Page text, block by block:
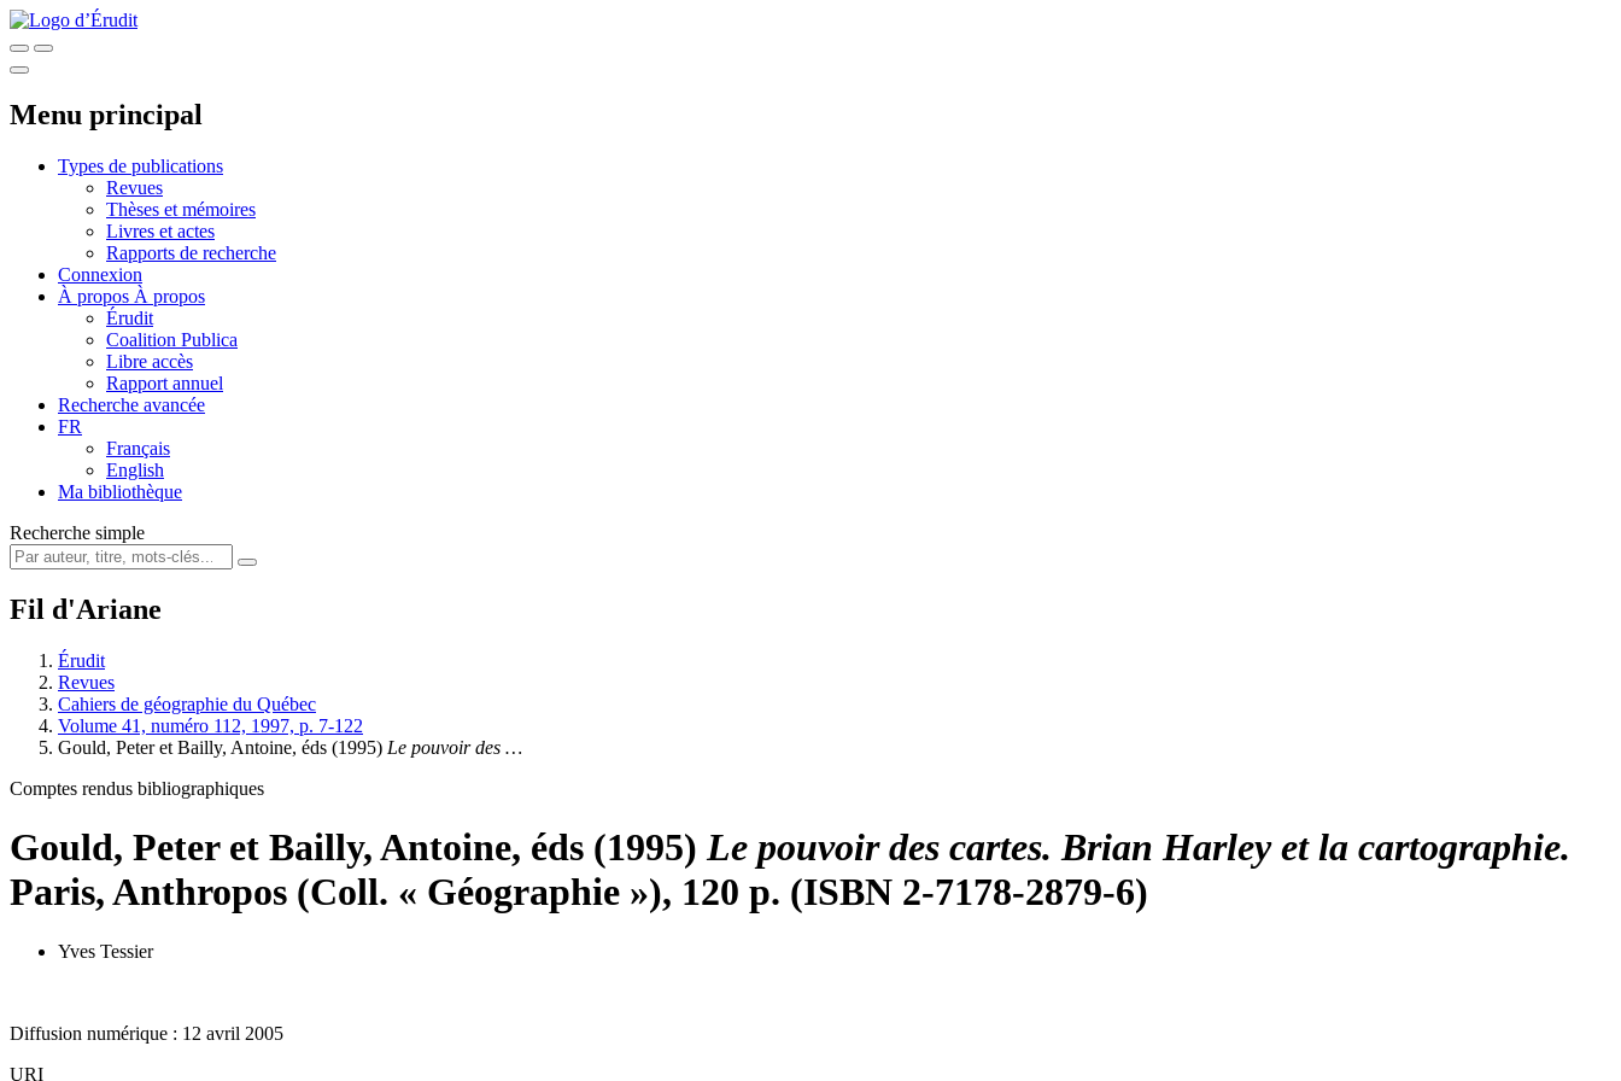
Menu principal
Types de publications
Revues
Thèses et mémoires
Livres et actes
Rapports de recherche
Connexion
À propos À propos
Érudit
Coalition Publica
Libre accès
Rapport annuel
Recherche avancée
FR
Français
English
Ma bibliothèque
Recherche simple
Fil d'Ariane
Érudit
Revues
Cahiers de géographie du Québec
Volume 41, numéro 112, 1997, p. 7-122
Gould, Peter et Bailly, Antoine, éds (1995) Le pouvoir des …
Comptes rendus bibliographiques
Gould, Peter et Bailly, Antoine, éds (1995) Le pouvoir des cartes. Brian Harley et la cartographie.
Paris, Anthropos (Coll. « Géographie »), 120 p. (ISBN 2-7178-2879-6)
Yves Tessier
Diffusion numérique : 12 avril 2005
URI